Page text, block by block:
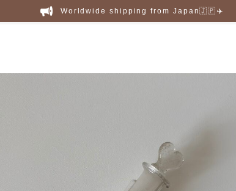
Worldwide shipping from Japan🇯🇵✈️